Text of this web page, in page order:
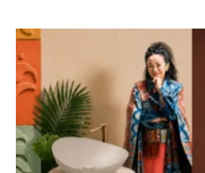
siraman agar tinja ayam sebati
8. Untuk memastikan tanaman
sihat, siraman perlu dilakukan
kurangnya 2 kali sehari
berdaun seperti sawi